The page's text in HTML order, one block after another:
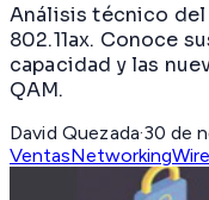
Análisis técnico del
802.11ax. Conoce
capacidad y las
QAM.
David Quezada·30 de
VentasNetworking